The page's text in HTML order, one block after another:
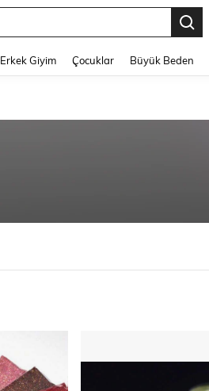
Erkek Giyim Çocuklar Büyük Beden